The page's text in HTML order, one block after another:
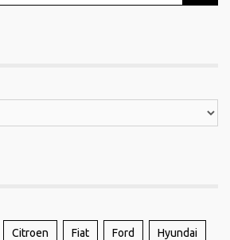
Citroen Fiat Ford Hyundai